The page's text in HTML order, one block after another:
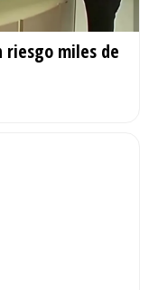
riesgo miles de